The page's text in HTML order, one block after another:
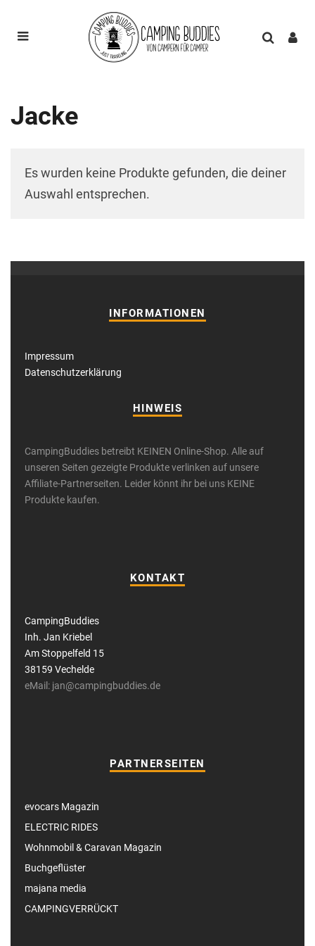
Jacke
Es wurden keine Produkte gefunden, die deiner
Auswahl entsprechen.
INFORMATIONEN
Impressum
Datenschutzerklärung
HINWEIS
CampingBuddies betreibt KEINEN Online-Shop. Alle auf
unseren Seiten gezeigte Produkte verlinken auf unsere
Affiliate-Partnerseiten. Leider könnt ihr bei uns KEINE
Produkte kaufen.
KONTAKT
CampingBuddies
Inh. Jan Kriebel
Am Stoppelfeld 15
38159 Vechelde
eMail: jan@campingbuddies.de
PARTNERSEITEN
evocars Magazin
ELECTRIC RIDES
Wohnmobil & Caravan Magazin
Buchgeflüster
majana media
CAMPINGVERRÜCKT